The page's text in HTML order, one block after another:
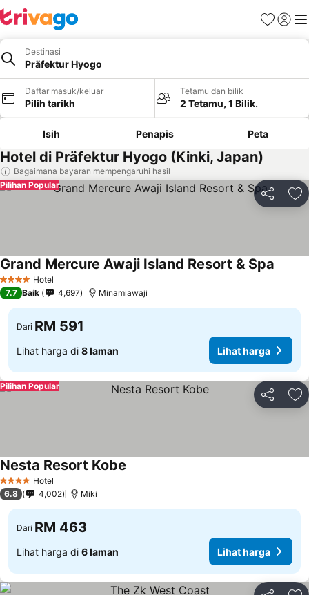
Kegemaran
Daftar
Destinasi
Präfektur Hyogo
Daftar masuk/keluar
Pilih tarikh
Tetamu dan bilik
2 Tetamu, 1 Bilik.
Isih Penapis Peta
Hotel di Präfektur Hyogo (Kinki, Japan)
Bagaimana bayaran mempengaruhi hasil
Kongsi
Pilihan Popular
4 BintangHotel
Grand Mercure Awaji Island Resort & Spa
7.7 Baik 4,697 Minamiawaji
Dari RM 591
Lihat harga di 8 laman Lihat harga
Kongsi
Pilihan Popular
4 BintangHotel
Nesta Resort Kobe
6.8 4,002 Miki
Dari RM 463
Lihat harga di 6 laman Lihat harga